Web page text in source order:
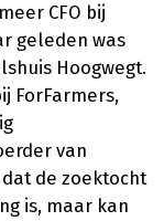
CFO bij
geleden was
Hoogwegt.
ForFarmers,
van
de zoektocht
is, maar kan